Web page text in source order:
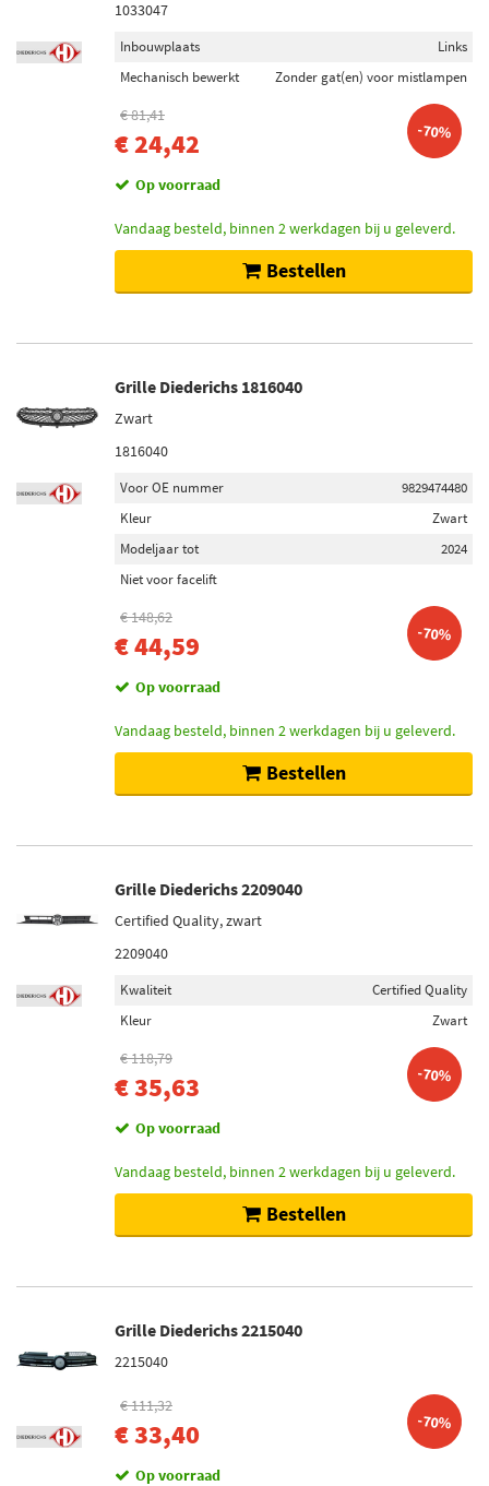
1033047
Inbouwplaats
Links
Mechanisch bewerkt
Zonder gat(en) voor mistlampen
€ 81,41
€ 24,42 -70%
Op voorraad
Vandaag besteld, binnen 2 werkdagen bij u geleverd.
Bestellen
Grille Diederichs 1816040
Zwart
1816040
Voor OE nummer
9829474480
Kleur
Zwart
Modeljaar tot
2024
Niet voor facelift
€ 148,62
€ 44,59 -70%
Op voorraad
Vandaag besteld, binnen 2 werkdagen bij u geleverd.
Bestellen
Grille Diederichs 2209040
Certified Quality, zwart
2209040
Kwaliteit
Certified Quality
Kleur
Zwart
€ 118,79
€ 35,63 -70%
Op voorraad
Vandaag besteld, binnen 2 werkdagen bij u geleverd.
Bestellen
Grille Diederichs 2215040
2215040
€ 111,32
€ 33,40 -70%
Op voorraad